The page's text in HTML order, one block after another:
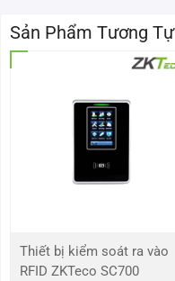
Trọng lượng máy quét
Trọng lượng gói
Sản Phẩm Tương Tự
Thiết bị kiểm soát ra vào
RFID ZKTeco SC700